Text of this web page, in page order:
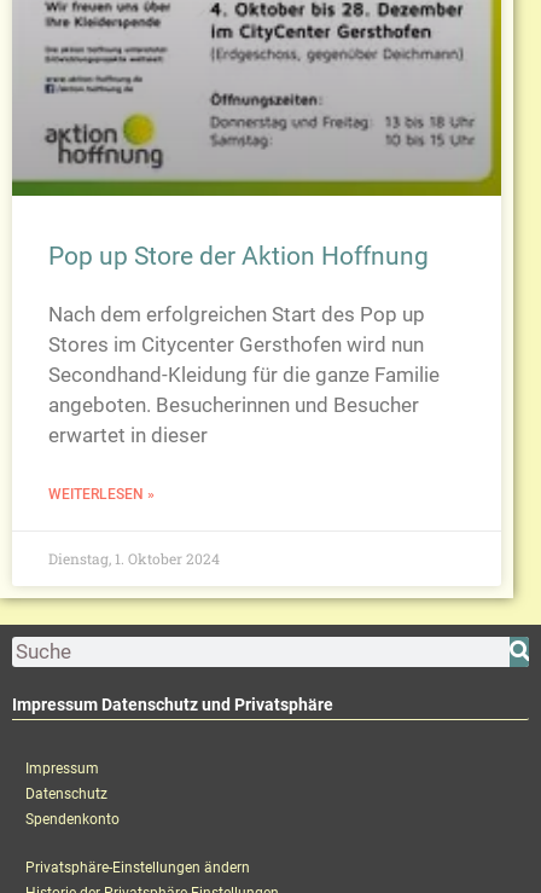
Pop up Store der Aktion Hoffnung
Nach dem erfolgreichen Start des Pop up
Stores im Citycenter Gersthofen wird nun
Secondhand-Kleidung für die ganze Familie
angeboten. Besucherinnen und Besucher
erwartet in dieser
WEITERLESEN »
Dienstag, 1. Oktober 2024
Impressum Datenschutz und Privatsphäre
Impressum
Datenschutz
Spendenkonto
Privatsphäre-Einstellungen ändern